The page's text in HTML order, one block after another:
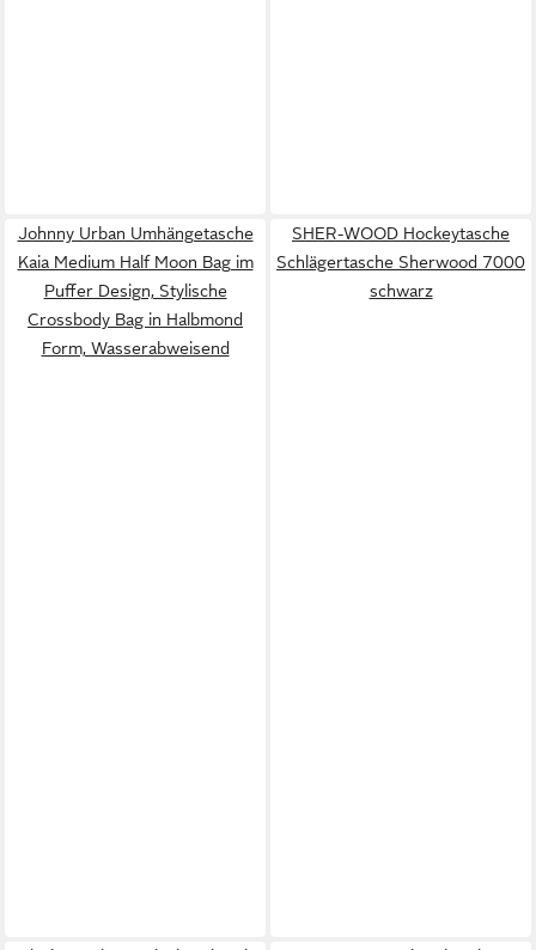
Johnny Urban Umhängetasche
Kaia Medium Half Moon Bag im
Puffer Design, Stylische
Crossbody Bag in Halbmond
Form, Wasserabweisend
SHER-WOOD Hockeytasche
Schlägertasche Sherwood 7000
schwarz